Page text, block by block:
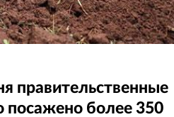
правительственные
посажено более 350